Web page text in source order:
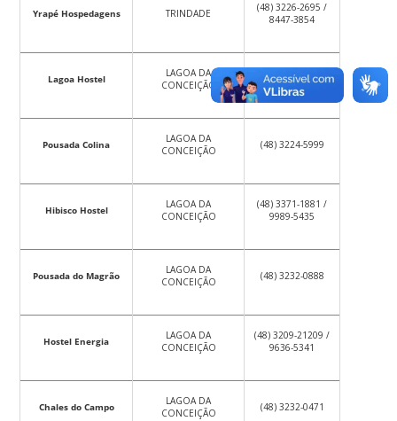
Yrapé Hospedagens TRINDADE
(48) 3226-2695 /
8447-3854
Lagoa Hostel
LAGOA DA
CONCEIÇÃO
(48) 3234-4466
Pousada Colina
LAGOA DA
CONCEIÇÃO
(48) 3224-5999
Hibisco Hostel
LAGOA DA
CONCEIÇÃO
(48) 3371-1881 /
9989-5435
Pousada do Magrão
LAGOA DA
CONCEIÇÃO
(48) 3232-0888
Hostel Energia
LAGOA DA
CONCEIÇÃO
(48) 3209-21209 /
9636-5341
Chales do Campo
LAGOA DA
CONCEIÇÃO
(48) 3232-0471